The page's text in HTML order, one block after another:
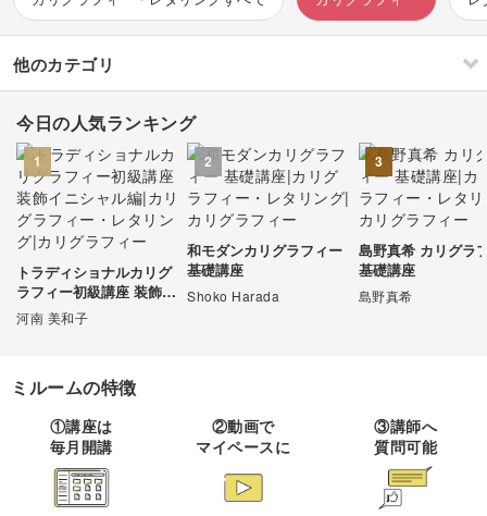
とペンさえあればどこでも楽しめるのがその魅力でしょう。カリグラフィーを習得
することで、生活のあらゆるシーンに潤いが加わります。例えば、手紙やカードに
イラストを添える場合も多いですが、カリグラフィーをそこにプラスするのもおす
すめです。一気に洗練された雰囲気に仕上がります。パソコンやスマホなど、手書
きをすることが少なくなった現代だからこそ、その魅力は益々増しています。
他のカテゴリ
刺繍
すべて
伝統刺繍
その他刺繍
刺し子
クロスステッチ
すべて
棒針編み
かぎ針編み
マクラメ
クラフトバンド
ソーイング
すべて
パッチワーク
布小物
和裁
洋裁
イラスト・絵画
すべて
デッサン
ボールペンイラスト
アクリル絵の具
アルコールインクアート
ミニチュア・クレイ
クラフト
フェイクスイーツ
ミニチュアフード
ミニチュア雑貨
ドール
ドール服
ドールハウス
ネイル検定
プラバンアクセサリー
キャンドル
すべて
すべて
絵付け・ペインティ
ング
今日の人気ランキング
1
トラディショナルカリグ
ラフィー初級講座 装飾イ
ニシャル編
河南 美和子
2
和モダンカリグラフィー
基礎講座
Shoko Harada
3
島野真希 カリグラ
基礎講座
島野真希
ミルームの特徴
①講座は
毎月開講
②動画で
マイペースに
③講師へ
質問可能